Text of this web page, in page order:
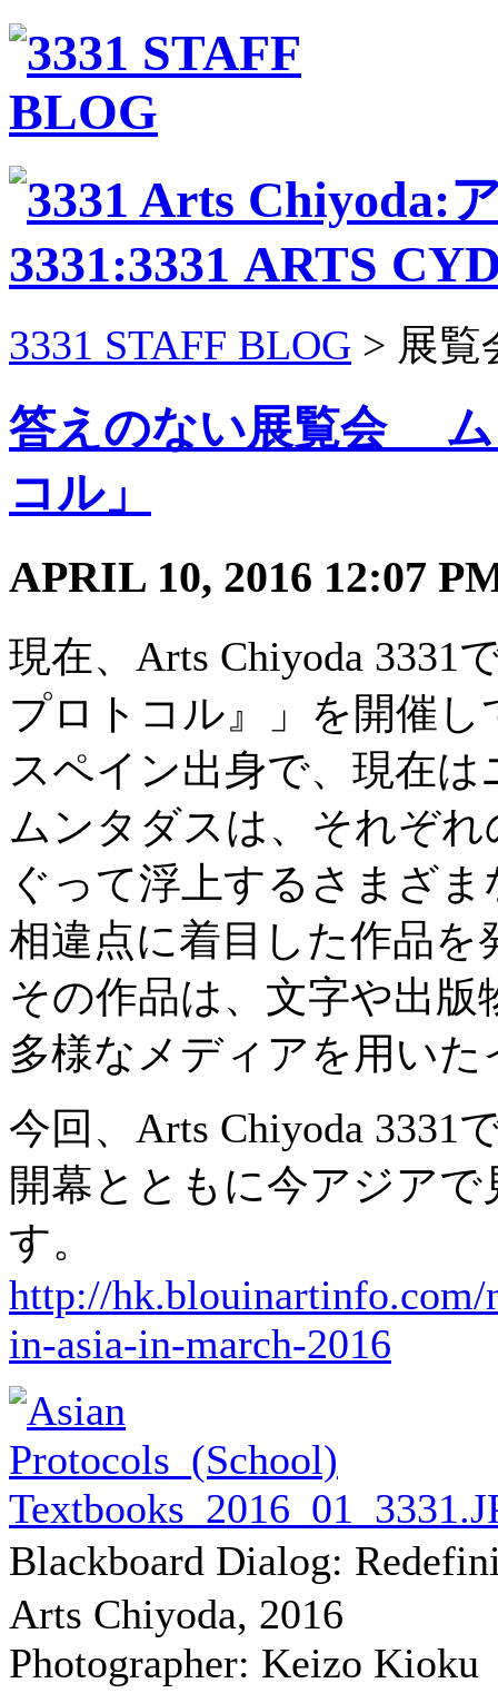
3331 STAFF BLOG > 展覧
答えのない展覧会 ム
コル」
APRIL 10, 2016 12:07
現在、Arts Chiyoda
プロトコル』」を開催
スペイン出身で、現在
ムンタダスは、それぞ
ぐって浮上するさまざ
相違点に着目した作品
その作品は、文字や出
多様なメディアを用い
今回、Arts Chiyoda
開幕とともに今アジア
す。
http://hk.blouinartinfo.com/
in-asia-in-march-2016
Blackboard Dialog:
Arts Chiyoda, 2016
Photographer: Keizo